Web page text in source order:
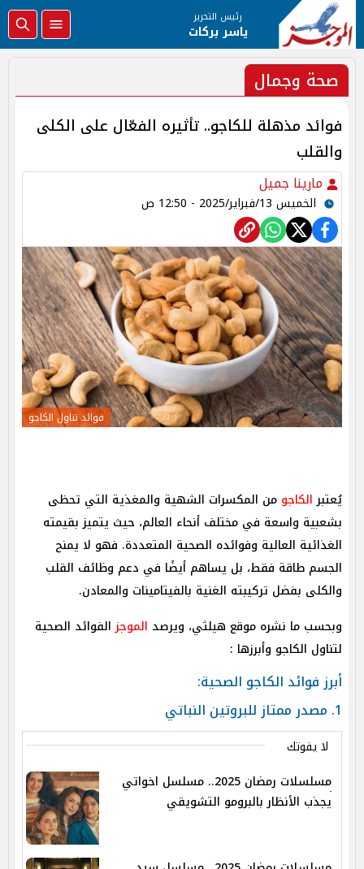
رئيس التحرير
ياسر بركات
صحة وجمال
فوائد مذهلة للكاجو.. تأثيره الفعّال على الكلى
والقلب
مارينا جميل
الخميس 13/فبراير/2025 - 12:50 ص
فوائد تناول الكاجو
يُعتبرالكاجو من المكسرات الشهية والمغذية التي تحظى
بشعبية واسعة في مختلف أنحاء العالم، حيث يتميز بقيمته
الغذائية العالية وفوائده الصحية المتعددة. فهو لا يمنح
الجسم طاقة فقط، بل يساهم أيضًا في دعم وظائف القلب
والكلى بفضل تركيبته الغنية بالفيتامينات والمعادن.
وبحسب ما نشره موقع هيلثي، ويرصد الموجزالفوائد الصحية
لتناول الكاجو وأبرزها :
أبرز فوائد الكاجو الصحية:
1. مصدر ممتاز للبروتين النباتي
لا يفوتك
مسلسلات رمضان 2025.. مسلسل اخواتي
يجذب الأنظار بالبرومو التشويقي